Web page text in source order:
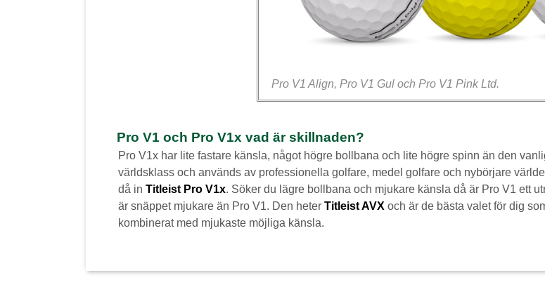
Pro V1 Align, Pro V1 Gul och Pro V1 Pink Ltd.
Pro V1 och Pro V1x vad är skillnaden?
Pro V1x har lite fastare känsla, något högre bollbana och lite högre spinn än den
världsklass och används av professionella golfare, medel golfare och nybörjare
då in Titleist Pro V1x. Söker du lägre bollbana och mjukare känsla då är Pro V1 ett
är snäppet mjukare än Pro V1. Den heter Titleist AVX och är de bästa valet för dig
kombinerat med mjukaste möjliga känsla.